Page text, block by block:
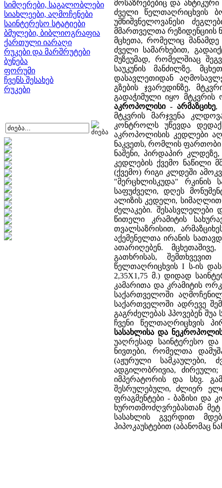
სიმღერები, საგალობლები
სიახლეები, აღმოჩენები
საინტერესო სტატიები
ბმულები, ბიბლიოგრაფია
ქართული იარაღი
რუკები და მარშრუტები
ბუნება
ფორუმი
ჩვენს შესახებ
რუკები
მოსაზრებებიც და
ძველი წელთაღრიცხვის
უმნიშვნელოვანესი
მმართველთა რეზიდენციის
მცხეთა, რომელიც
ძველი სამარხებით,
მუზეუმად, რომელშიაც
საუკუნის მანძილზე.
დასავლეთიდან
გზების ჯვარედინზე,
გადაჭიმული იყო
აკროპოლისი - არმაზციხე,
მტკვრის მარჯვენა
კონტროლს უწევდა
აკროპოლისის კედლები
ნაკვეთს, რომლის ფართობი
ნაშენი, პირდაპირ
კედლების ქვემო ნაწილი
(ქვემო) რიგი კლდეში
"მერცხლისკუდა" რკინის
საფუძველი, დღეს
ალიზის კედელი, სიმაღლით
ძელაკები. შესასვლელები
წითელი კრამიტის
თვალსაზრისით,
აქემენელთა ირანის
ათარიღებენ.
გათხრისას,
წელთაღრიცხვის I ს-ის
2,35X1,75 მ.) დიდად
კამარითა და კრამიტის
საქართველოში
საქართველოში ადრევე
გაგრძელებას ჰპოვებენ შუა
ჩვენი წელთაღრიცხვის
სასახლისა და
უაღრესად საინტერესო
ნივთები, რომელთა
(აჟურული სამკაულები,
ადგილობრივია, ძირეული;
იმპერატორის და სხვ.
შესრულებული, ძლიერ
ფრაგმენტები - ბაზისი და
ხუროთმოძღვრებასთან
სასახლის გვერდით
ჰიპოკაუსტებით (აბანომაც